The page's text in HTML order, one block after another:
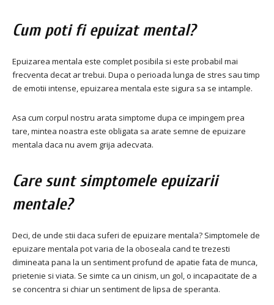
Cum poti fi epuizat mental?
Epuizarea mentala este complet posibila si este probabil mai
frecventa decat ar trebui. Dupa o perioada lunga de stres sau timp
de emotii intense, epuizarea mentala este sigura sa se intample.
Asa cum corpul nostru arata simptome dupa ce impingem prea
tare, mintea noastra este obligata sa arate semne de epuizare
mentala daca nu avem grija adecvata.
Care sunt simptomele epuizarii
mentale?
Deci, de unde stii daca suferi de epuizare mentala? Simptomele de
epuizare mentala pot varia de la oboseala cand te trezesti
dimineata pana la un sentiment profund de apatie fata de munca,
prietenie si viata. Se simte ca un cinism, un gol, o incapacitate de a
se concentra si chiar un sentiment de lipsa de speranta.